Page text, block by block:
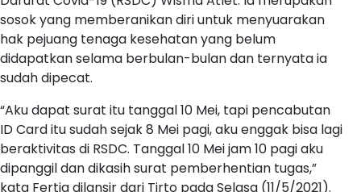
sosok yang memberanikan diri untuk menyuarakan
hak pejuang tenaga kesehatan yang belum
didapatkan selama berbulan-bulan dan ternyata ia
sudah dipecat.
“Aku dapat surat itu tanggal 10 Mei, tapi pencabutan
ID Card itu sudah sejak 8 Mei pagi, aku enggak bisa lagi
beraktivitas di RSDC. Tanggal 10 Mei jam 10 pagi aku
dipanggil dan dikasih surat pemberhentian tugas,”
kata Fertia dilansir dari Tirto pada Selasa (11/5/2021).